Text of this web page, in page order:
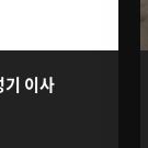
이사